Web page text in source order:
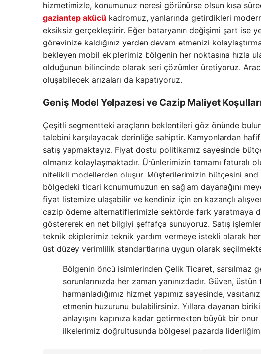
hizmetimizle, konumunuz neresi görünürse olsun kısa
gaziantep akücü kadromuz, yanlarında getirdikleri
eksiksiz gerçekleştirir. Eğer bataryanın değişimi şart ise
görevinize kaldığınız yerden devam etmenizi
bekleyen mobil ekiplerimiz bölgenin her noktasına hızla
olduğunun bilincinde olarak seri çözümler üretiyoruz.
oluşabilecek arızaları da kapatıyoruz.
Geniş Model Yelpazesi ve Cazip Maliyet Koşulları
Çeşitli segmentteki araçların beklentileri göz önünde
talebini karşılayacak derinliğe sahiptir. Kamyonlardan
satış yapmaktayız. Fiyat dostu politikamız sayesinde
olmanız kolaylaşmaktadır. Ürünlerimizin tamamı faturalı
nitelikli modellerden oluşur. Müşterilerimizin bütçesini and
bölgedeki ticari konumumuzun en sağlam dayanağını
fiyat listemize ulaşabilir ve kendiniz için en kazançlı
cazip ödeme alternatiflerimizle sektörde fark yaratmaya
göstererek en net bilgiyi şeffafça sunuyoruz. Satış
teknik ekiplerimiz teknik yardım vermeye istekli olarak
üst düzey verimlilik standartlarına uygun olarak
Bölgenin öncü isimlerinden Çelik Ticaret, sarsılmaz
sorunlarınızda her zaman yanınızdadır. Güven,
harmanladığımız hizmet yapımız sayesinde,
etmenin huzurunu bulabilirsiniz. Yıllara dayanan
anlayışını kapınıza kadar getirmekten büyük bir
ilkelerimiz doğrultusunda bölgesel pazarda